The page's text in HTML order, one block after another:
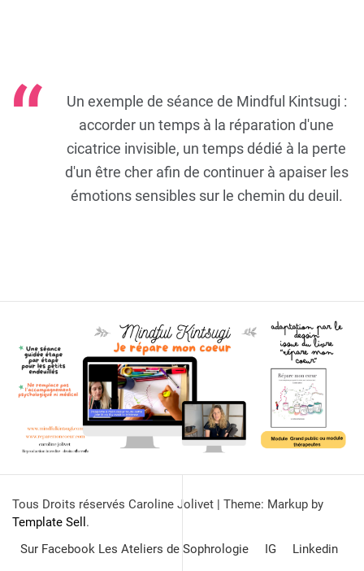
Un exemple de séance de Mindful Kintsugi :
accorder un temps à la réparation d'une
cicatrice invisible, un temps dédié à la perte
d'un être cher afin de continuer à apaiser les
émotions sensibles sur le chemin du deuil.
Tous Droits réservés Caroline Jolivet | Theme: Markup by
Template Sell .
Sur Facebook Les Ateliers de Sophrologie
IG Linkedin